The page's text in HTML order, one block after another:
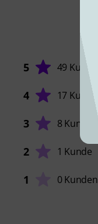
5 49 Kunden
4 17 Kunden
3 8 Kunden
2 1 Kunde
1 0 Kunden